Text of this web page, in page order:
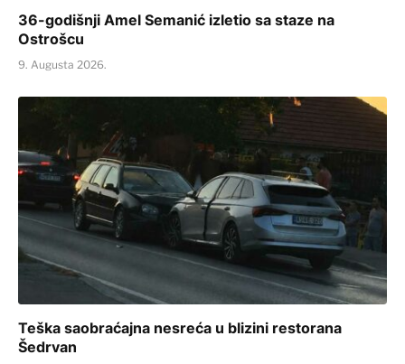
36-godišnji Amel Semanić izletio sa staze na
Ostrošcu
9. Augusta 2026.
Teška saobraćajna nesreća u blizini restorana
Šedrvan